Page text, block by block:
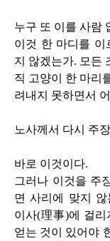
누구 또 이를 사람
이것 한 마디를 이
지 않겠는가. 모든
직 고양이 한 마리
려내지 못하면서
노사께서 다시 주
바로 이것이다.
그러나 이것을 주
면 사리에 맞지 않
이사(理事)에 걸리
얻는 것이 있어야